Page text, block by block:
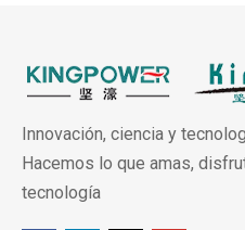
Innovación, ciencia y
Hacemos lo que amas,
tecnología